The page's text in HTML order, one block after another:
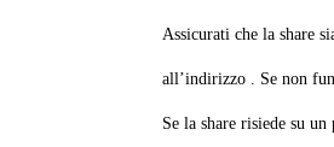
Assicurati che la share
all’indirizzo . Se non
Se la share risiede su un